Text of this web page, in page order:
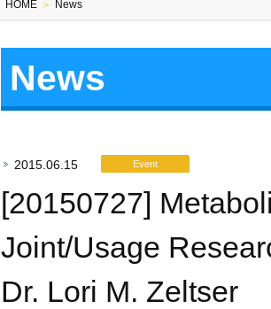
HOME ＞ News
News
2015.06.15 Event
[20150727]
Joint/Usage
Dr. Lori M. Zeltser